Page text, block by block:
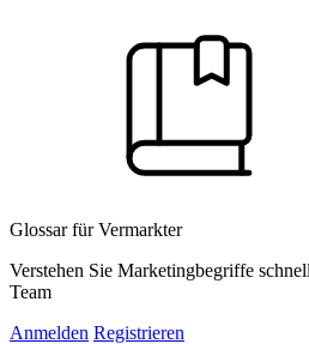
Glossar für Vermarkter
Verstehen Sie Marketingbegriffe
Team
Anmelden Registrieren